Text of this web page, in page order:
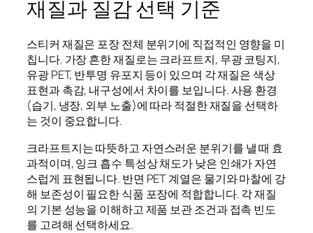
재질과 질감 선택 기준
스티커 재질은 포장 전체 분위기에 직접적인 영향을 미
칩니다. 가장 흔한 재질로는 크라프트지, 무광 코팅지,
유광 PET, 반투명 유포지 등이 있으며 각 재질은 색상
표현과 촉감, 내구성에서 차이를 보입니다. 사용 환경
(습기, 냉장, 외부 노출)에 따라 적절한 재질을 선택하
는 것이 중요합니다.
크라프트지는 따뜻하고 자연스러운 분위기를 낼 때 효
과적이며, 잉크 흡수 특성상 채도가 낮은 인쇄가 자연
스럽게 표현됩니다. 반면 PET 계열은 물기와 마찰에 강
해 보존성이 필요한 식품 포장에 적합합니다. 각 재질
의 기본 성능을 이해하고 제품 보관 조건과 접촉 빈도
를 고려해 선택하세요.